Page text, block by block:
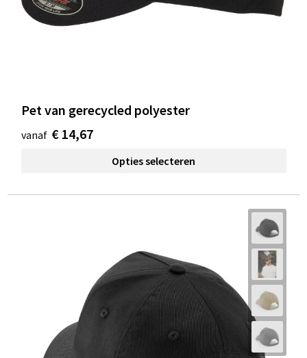
Pet van gerecycled polyester
vanaf € 14,67
Opties selecteren